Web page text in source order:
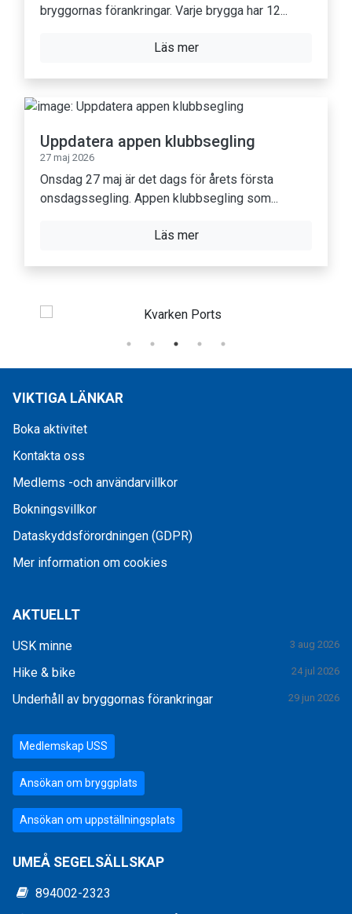
bryggornas förankringar. Varje brygga har 12...
Läs mer
Uppdatera appen klubbsegling
27 maj 2026
Onsdag 27 maj är det dags för årets första
onsdagssegling. Appen klubbsegling som...
Läs mer
VIKTIGA LÄNKAR
Boka aktivitet
Kontakta oss
Medlems -och användarvillkor
Bokningsvillkor
Dataskyddsförordningen (GDPR)
Mer information om cookies
AKTUELLT
USK minne 3 aug 2026
Hike & bike 24 jul 2026
Underhåll av bryggornas förankringar 29 jun 2026
Medlemskap USS
Ansökan om bryggplats
Ansökan om uppställningsplats
UMEÅ SEGELSÄLLSKAP
894002-2323